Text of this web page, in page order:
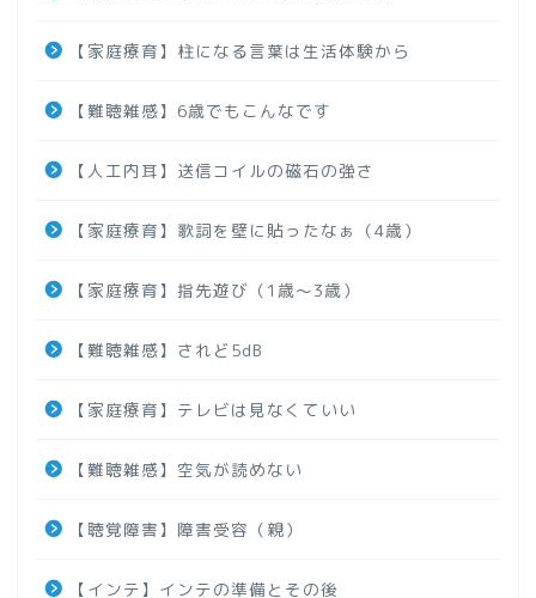
【家庭療育】柱になる言葉は生活体験から
【難聴雑感】6歳でもこんなです
【人工内耳】送信コイルの磁石の強さ
【家庭療育】歌詞を壁に貼ったなぁ（4歳）
【家庭療育】指先遊び（1歳～3歳）
【難聴雑感】されど5dB
【家庭療育】テレビは見なくていい
【難聴雑感】空気が読めない
【聴覚障害】障害受容（親）
【インテ】インテの準備とその後